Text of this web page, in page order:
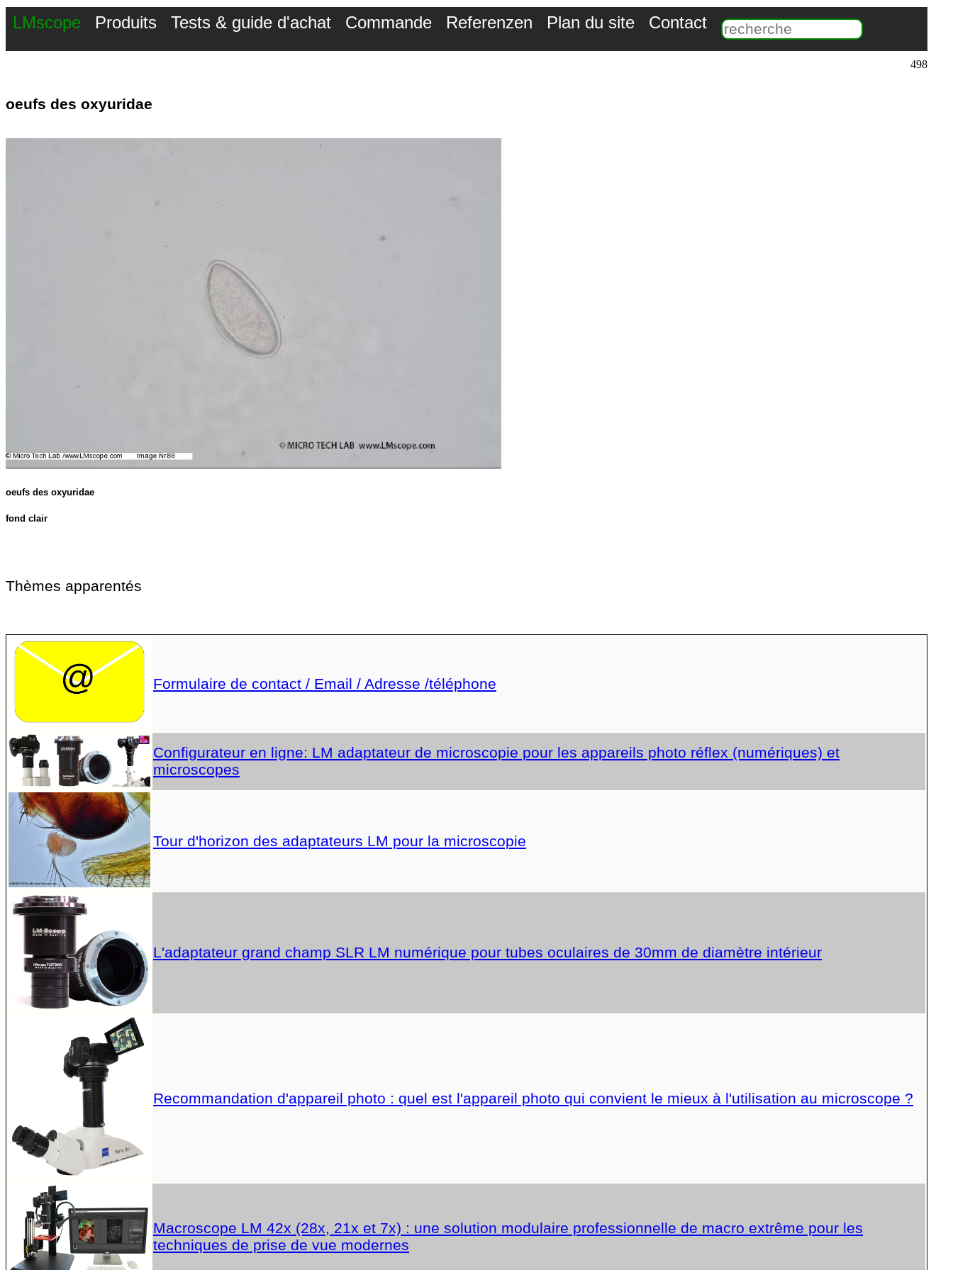
LMscope Produits Tests & guide d'achat Commande Referenzen Plan du site Contact
498
oeufs des oxyuridae
oeufs des oxyuridae
fond clair
Thèmes apparentés
Formulaire de contact / Email / Adresse /téléphone
Configurateur en ligne: LM adaptateur de microscopie pour les appareils photo réflex (numériques) et
microscopes
Tour d'horizon des adaptateurs LM pour la microscopie
L'adaptateur grand champ SLR LM numérique pour tubes oculaires de 30mm de diamètre intérieur
Recommandation d'appareil photo : quel est l'appareil photo qui convient le mieux à l'utilisation au microscope ?
Macroscope LM 42x (28x, 21x et 7x) : une solution modulaire professionnelle de macro extrême pour les
techniques de prise de vue modernes